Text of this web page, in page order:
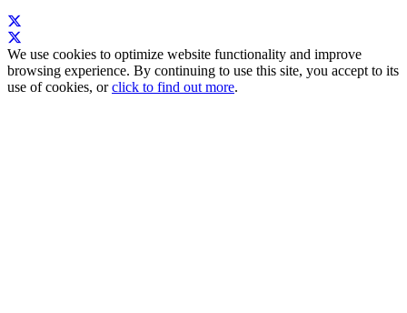
We use cookies to optimize website functionality and improve
browsing experience. By continuing to use this site, you accept to its
use of cookies, orclick to find out more.